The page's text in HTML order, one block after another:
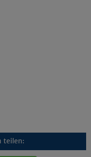
teilen: